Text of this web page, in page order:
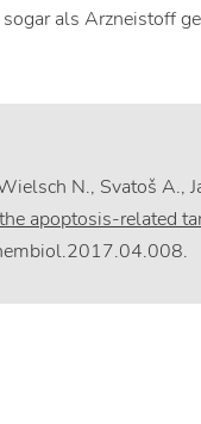
als Arzneistoff
N., Svatoš A.,
apoptosis-related